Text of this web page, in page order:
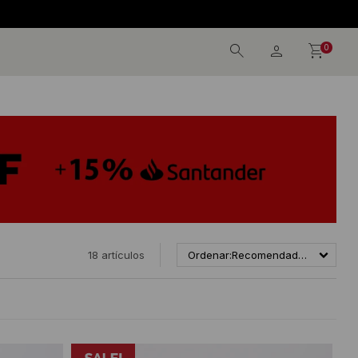
0
18 artículos Recomendados